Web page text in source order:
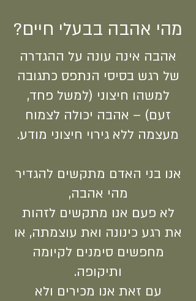
מהי אהבה בבעלי חיים?
אהבה אינה עונה על ההגדרה
של רגש בסיסי הנתפס כתגובה
למשהו חיצוני (למשל פחד,
זעם) – אהבה יכולה לצמוח
מעצמה ללא גירוי חיצוני מודע.
אנו בני האדם מתקשים להגדיר
מהי אהבה,
לא פעם אנו מתקשים לזהות
את רגע כינונה ואת עוצמתה, או
מחפשים סימנים לקיומה
ותיקופה.
עם זאת אנו מכירים ולא